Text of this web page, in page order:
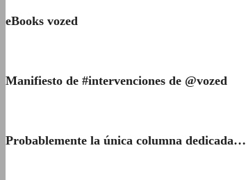
eBooks vozed
Manifiesto de #intervenciones de @vozed
Probablemente la única columna dedicada…